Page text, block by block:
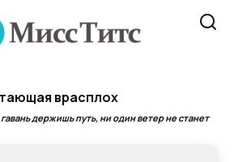
врасплох
держишь путь, ни один ветер не станет